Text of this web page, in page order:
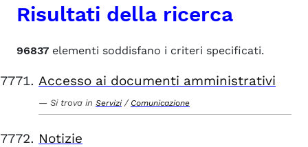
Risultati della ricerca
96837 elementi soddisfano i criteri specificati.
Accesso ai documenti amministrativi
Si trova in Servizi / Comunicazione
Notizie